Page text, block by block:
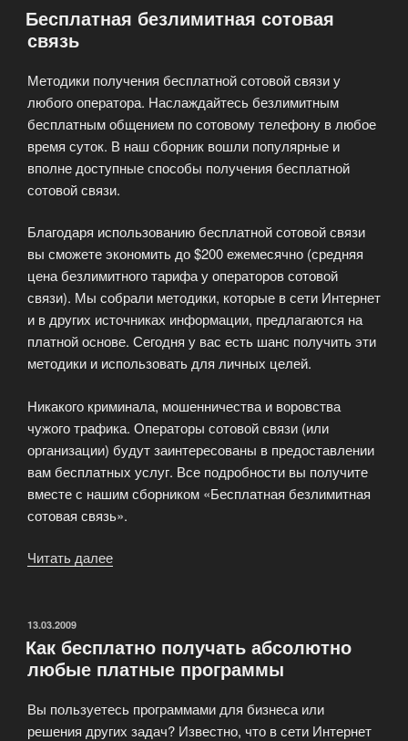
интернета»
Бесплатная безлимитная сотовая
связь
Методики получения бесплатной сотовой связи у
любого оператора. Наслаждайтесь безлимитным
бесплатным общением по сотовому телефону в любое
время суток. В наш сборник вошли популярные и
вполне доступные способы получения бесплатной
сотовой связи.
Благодаря использованию бесплатной сотовой связи
вы сможете экономить до $200 ежемесячно (средняя
цена безлимитного тарифа у операторов сотовой
связи). Мы собрали методики, которые в сети Интернет
и в других источниках информации, предлагаются на
платной основе. Сегодня у вас есть шанс получить эти
методики и использовать для личных целей.
Никакого криминала, мошенничества и воровства
чужого трафика. Операторы сотовой связи (или
организации) будут заинтересованы в предоставлении
вам бесплатных услуг. Все подробности вы получите
вместе с нашим сборником «Бесплатная безлимитная
сотовая связь».
Читать далее
ОПУБЛИКОВАНО
13.03.2009
Как бесплатно получать абсолютно
любые платные программы
Вы пользуетесь программами для бизнеса или
решения других задач? Известно, что в сети Интернет